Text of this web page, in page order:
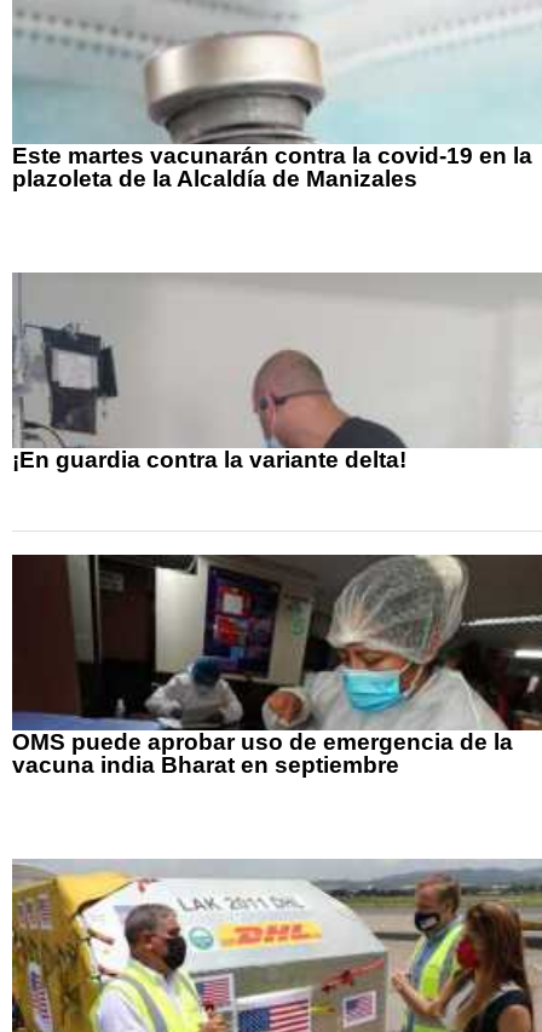
Este martes vacunarán contra la covid-19 en la
plazoleta de la Alcaldía de Manizales
¡En guardia contra la variante delta!
OMS puede aprobar uso de emergencia de la
vacuna india Bharat en septiembre